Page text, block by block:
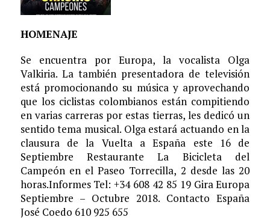
HOMENAJE
Se encuentra por Europa, la vocalista Olga
Valkiria. La también presentadora de televisión
está promocionando su música y aprovechando
que los ciclistas colombianos están compitiendo
en varias carreras por estas tierras, les dedicó un
sentido tema musical. Olga estará actuando en la
clausura de la Vuelta a España este 16 de
Septiembre Restaurante La Bicicleta del
Campeón en el Paseo Torrecilla, 2 desde las 20
horas.Informes Tel: +34 608 42 85 19 Gira Europa
Septiembre – Octubre 2018. Contacto España
José Coedo 610 925 655